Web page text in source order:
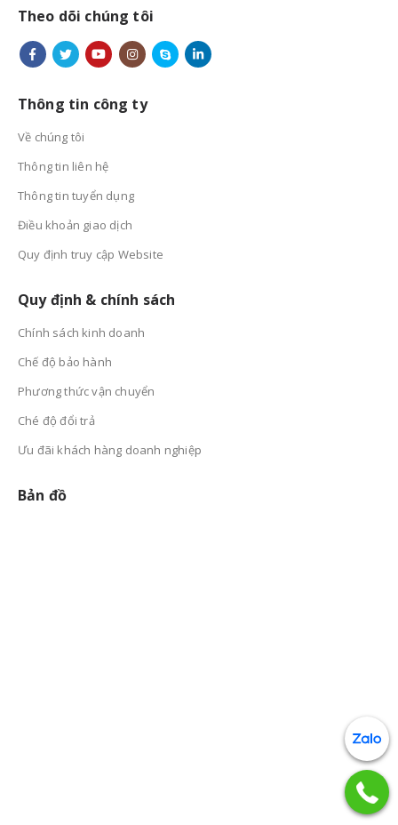
Theo dõi chúng tôi
Thông tin công ty
Về chúng tôi
Thông tin liên hệ
Thông tin tuyển dụng
Điều khoản giao dịch
Quy định truy cập Website
Quy định & chính sách
Chính sách kinh doanh
Chế độ bảo hành
Phương thức vận chuyển
Ché độ đổi trả
Ưu đãi khách hàng doanh nghiệp
Bản đồ